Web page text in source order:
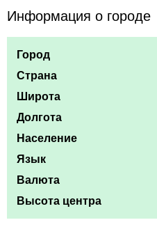
Информация о городе
Город
Страна
Широта
Долгота
Население
Язык
Валюта
Высота центра